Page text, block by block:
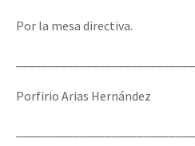
Por la mesa directiva.
Porfirio Arias Hernández